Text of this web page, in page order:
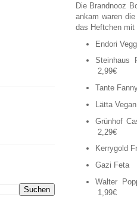
Die Brandnooz
ankam waren
das Heftchen mit
Endori
Steinhaus
2,99€
Tante
Lätta
Grünhof
2,29€
Kerrygold
Gazi Feta
Walter
1,99€